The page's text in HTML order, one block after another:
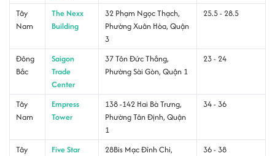
Tây
Nam
The Nexx
Building
32 Phạm Ngọc Thạch,
Phường Xuân Hòa, Quận
3
25.5 - 28.5
Đông
Bắc
Saigon
Trade
Center
37 Tôn Đức Thắng,
Phường Sài Gòn, Quận 1
23 - 24
Tây
Nam
Empress
Tower
138 -142 Hai Bà Trưng,
Phường Tân Định, Quận
1
34 - 36
Tây
Five Star
28Bis Mạc Đỉnh Chi,
36 - 38